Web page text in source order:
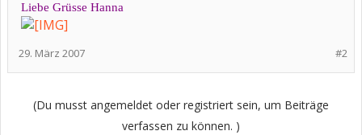
Liebe Grüsse Hanna
#2
29. März 2007
(Du musst angemeldet oder registriert sein, um Beiträge
verfassen zu können. )